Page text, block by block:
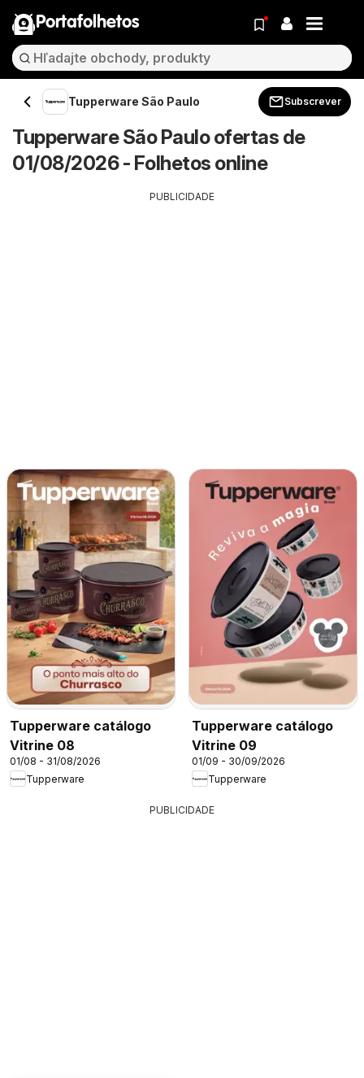
Portafolhetos
Tupperware São Paulo Subscrever
Tupperware São Paulo ofertas de
01/08/2026 - Folhetos online
PUBLICIDADE
Tupperware catálogo
Vitrine 08
01/08 - 31/08/2026
Tupperware
Tupperware catálogo
Vitrine 09
01/09 - 30/09/2026
Tupperware
PUBLICIDADE